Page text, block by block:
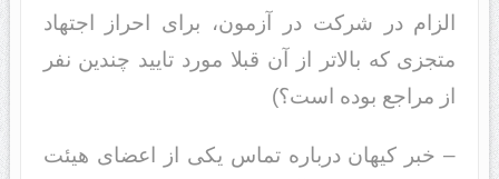
الزام در شرکت در آزمون، برای احراز اجتهاد
متجزی که بالاتر از آن قبلا مورد تایید چندین نفر
از مراجع بوده است؟)
– خبر کیهان درباره تماس یکی از اعضای هیئت